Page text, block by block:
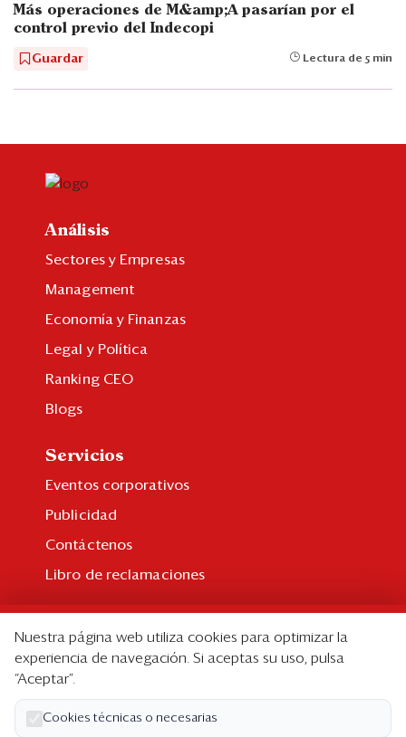
Más operaciones de M&amp;A pasarían por el
control previo del Indecopi
Guardar Lectura de 5 min
Análisis
Sectores y Empresas
Management
Economía y Finanzas
Legal y Política
Ranking CEO
Blogs
Servicios
Eventos corporativos
Publicidad
Contáctenos
Libro de reclamaciones
Suscripción individual
Paquetes corporativos
Edición Impresa
Nuestra página web utiliza cookies para optimizar la
experiencia de navegación. Si aceptas su uso, pulsa
“Aceptar”.
Cookies técnicas o necesarias